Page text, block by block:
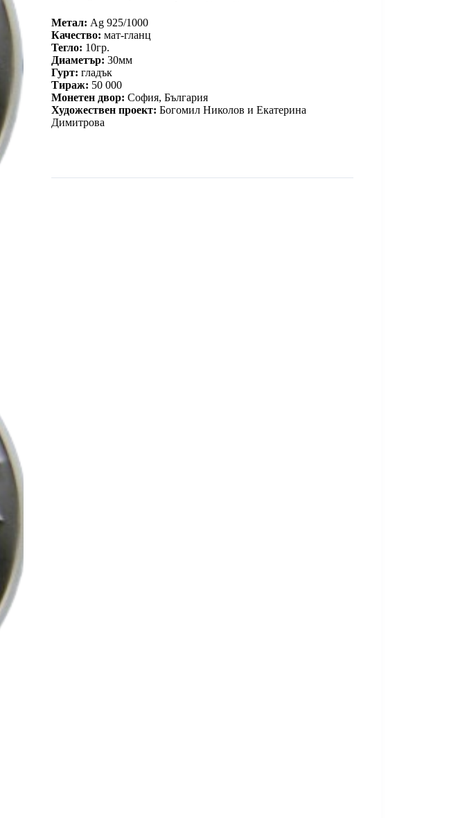
Метал: Ag 925/1000
Качество: мат-гланц
Тегло: 10гр.
Диаметър: 30мм
Гурт: гладък
Тираж: 50 000
Монетен двор: София, България
Художествен проект: Богомил Николов и Екатерина
Димитрова